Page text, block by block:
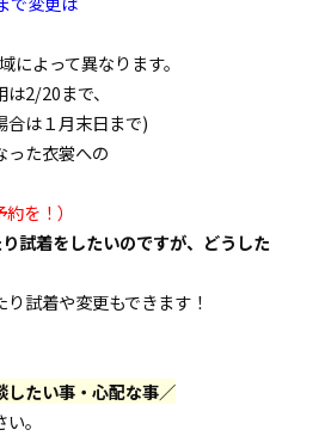
によって異なります。
2/20まで、
合は１月末日まで)
た衣裳への
を！）
試着をしたいのですが、どうした
試着や変更もできます！
したい事・心配な事／
。